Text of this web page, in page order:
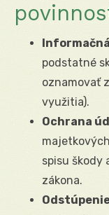
podstatné
oznamovať
využitia).
Ochrana
spisu škody
zákona.